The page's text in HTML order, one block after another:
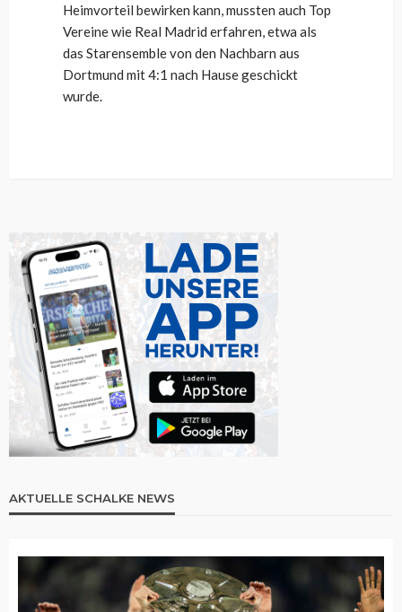
Heimvorteil bewirken kann, mussten auch Top
Vereine wie Real Madrid erfahren, etwa als
das Starensemble von den Nachbarn aus
Dortmund mit 4:1 nach Hause geschickt
wurde.
AKTUELLE SCHALKE NEWS